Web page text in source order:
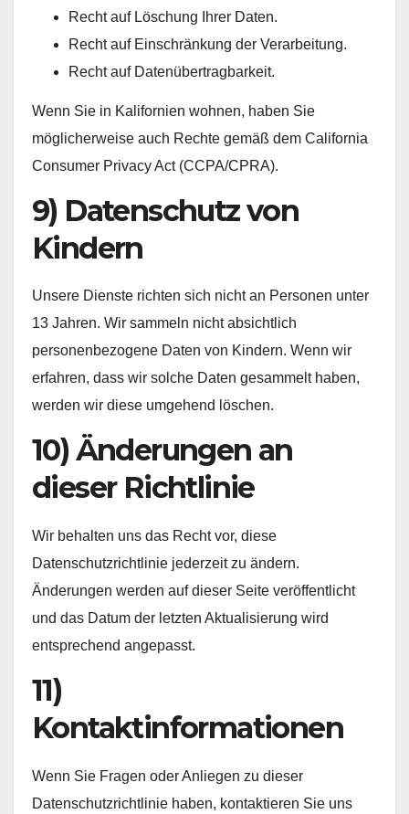
Recht auf Löschung Ihrer Daten.
Recht auf Einschränkung der Verarbeitung.
Recht auf Datenübertragbarkeit.
Wenn Sie in Kalifornien wohnen, haben Sie
möglicherweise auch Rechte gemäß dem California
Consumer Privacy Act (CCPA/CPRA).
9) Datenschutz von
Kindern
Unsere Dienste richten sich nicht an Personen unter
13 Jahren. Wir sammeln nicht absichtlich
personenbezogene Daten von Kindern. Wenn wir
erfahren, dass wir solche Daten gesammelt haben,
werden wir diese umgehend löschen.
10) Änderungen an
dieser Richtlinie
Wir behalten uns das Recht vor, diese
Datenschutzrichtlinie jederzeit zu ändern.
Änderungen werden auf dieser Seite veröffentlicht
und das Datum der letzten Aktualisierung wird
entsprechend angepasst.
11)
Kontaktinformationen
Wenn Sie Fragen oder Anliegen zu dieser
Datenschutzrichtlinie haben, kontaktieren Sie uns